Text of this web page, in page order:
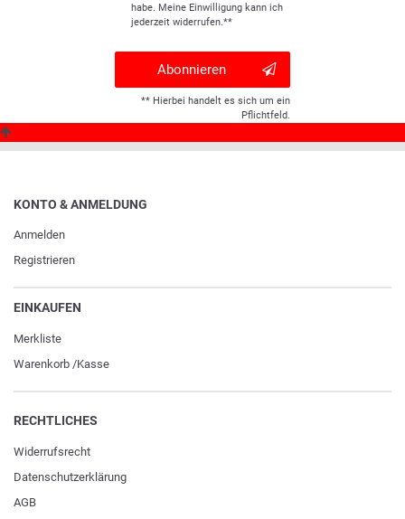
habe. Meine Einwilligung kann ich
jederzeit widerrufen.**
Abonnieren
** Hierbei handelt es sich um ein
Pflichtfeld.
KONTO & ANMELDUNG
Anmelden
Registrieren
EINKAUFEN
Merkliste
Warenkorb /Kasse
RECHTLICHES
Widerrufs­recht
Daten­schutz­erklärung
AGB